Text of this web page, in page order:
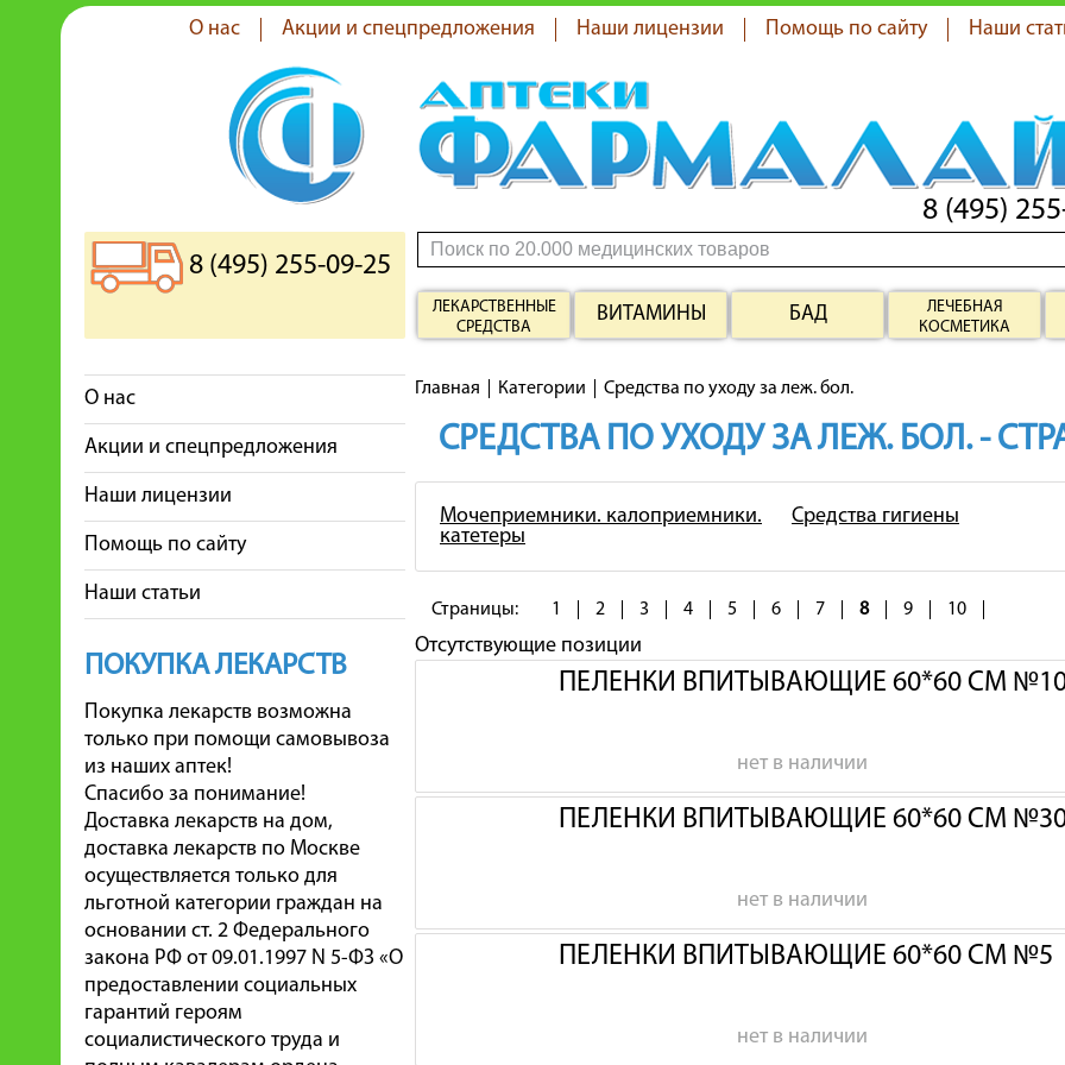
О нас Акции и спецпредложения Наши лицензии Помощь по сайту Наши
8 (495)
8 (495) 255-09-25
ЛЕКАРСТВЕННЫЕ
СРЕДСТВА
ВИТАМИНЫ БАД
ЛЕЧЕБНАЯ
КОСМЕТИКА
О нас
Акции и спецпредложения
Наши лицензии
Помощь по сайту
Наши статьи
ПОКУПКА ЛЕКАРСТВ
Покупка лекарств возможна
только при помощи самовывоза
из наших аптек!
Спасибо за понимание!
Доставка лекарств на дом,
доставка лекарств по Москве
осуществляется только для
льготной категории граждан на
основании ст. 2 Федерального
закона РФ от 09.01.1997 N 5-ФЗ «О
предоставлении социальных
гарантий героям
социалистического труда и
Главная Категории Средства по уходу за леж. бол.
СРЕДСТВА ПО УХОДУ ЗА ЛЕЖ. БОЛ. -
Мочеприемники. калоприемники.
катетеры
Средства гигиены
Страницы: 1 2 3 4 5 6 7 8 9 10
Отсутствующие позиции
ПЕЛЕНКИ ВПИТЫВАЮЩИЕ 60*60 СМ
нет в наличии
ПЕЛЕНКИ ВПИТЫВАЮЩИЕ 60*60 СМ
нет в наличии
ПЕЛЕНКИ ВПИТЫВАЮЩИЕ 60*60 СМ №5
нет в наличии